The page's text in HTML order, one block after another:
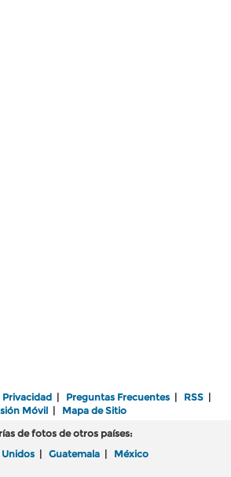
Privacidad | Preguntas Frecuentes | RSS |
Móvil| Mapa de Sitio
de fotos de otros países:
Unidos | Guatemala | México